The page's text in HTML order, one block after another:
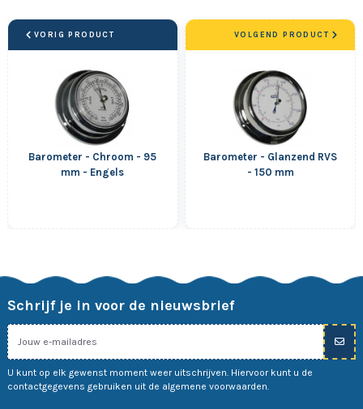
VORIG PRODUCT
Barometer - Chroom - 95
mm - Engels
Barometer - Glanzend RVS
- 150 mm
VOLGEND PRODUCT
Schrijf je in voor de nieuwsbrief
U kunt op elk gewenst moment weer uitschrijven. Hiervoor kunt u de
contactgegevens gebruiken uit de algemene voorwaarden.